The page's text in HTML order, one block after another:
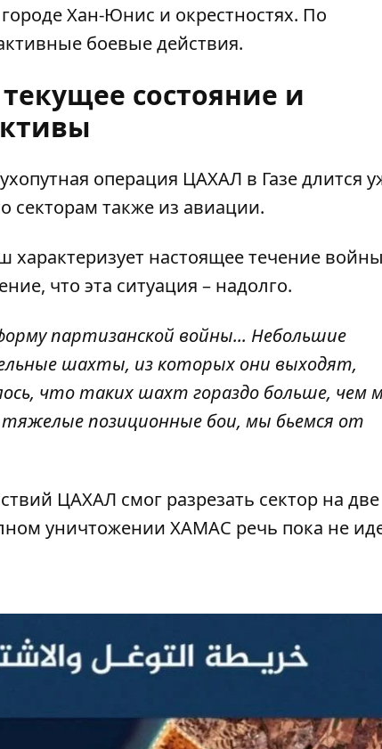
Хан-Юнис и окрестностях. По
боевые действия.
состояние и
операция ЦАХАЛ в Газе длится
секторам также из авиации.
настоящее течение войны
что эта ситуация – надолго.
партизанской войны... Небольшие
шахты, из которых они выходят,
что таких шахт гораздо больше, чем
позиционные бои, мы бьемся от
ЦАХАЛ смог разрезать сектор на две
уничтожении ХАМАС речь пока не